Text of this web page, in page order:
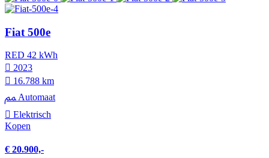
Fiat 500e
RED 42 kWh
2023
16.788 km
Automaat
Elektrisch
Kopen
€ 20.900,-